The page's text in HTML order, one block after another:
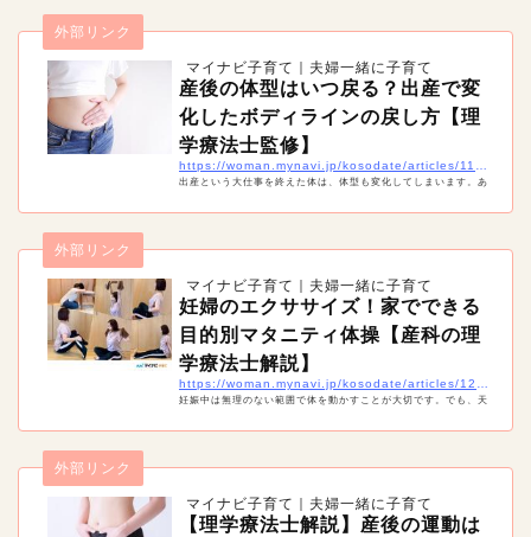
マイナビ子育て｜夫婦一緒に子育て
外部リンク
産後の体型はいつ戻る？出産で変
化したボディラインの戻し方【理
学療法士監修】
出産という大仕事を終えた体は、体型も変化してしまいます。あ
マイナビ子育て｜夫婦一緒に子育て
外部リンク
妊婦のエクササイズ！家でできる
目的別マタニティ体操【産科の理
学療法士解説】
妊娠中は無理のない範囲で体を動かすことが大切です。でも、天
マイナビ子育て｜夫婦一緒に子育て
外部リンク
【理学療法士解説】産後の運動は